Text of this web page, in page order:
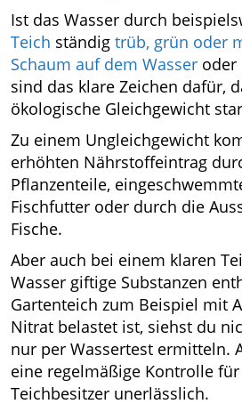
Ist das Wasser durch
Teich ständig trüb, grün oder
Schaum auf dem Wasser oder
sind das klare Zeichen dafür,
ökologische Gleichgewicht
Zu einem Ungleichgewicht
erhöhten Nährstoffeintrag
Pflanzenteile,
Fischfutter oder durch die
Fische.
Aber auch bei einem klaren
Wasser giftige Substanzen
Gartenteich zum Beispiel mit
Nitrat belastet ist, siehst du
nur per Wassertest ermitteln.
eine regelmäßige Kontrolle
Teichbesitzer unerlässlich.